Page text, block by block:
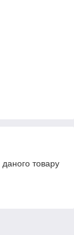
товару